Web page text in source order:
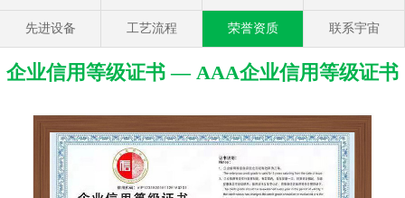
先进设备 工艺流程 荣誉资质 联系宇宙
企业信用等级证书 — AAA企业信用等级证书